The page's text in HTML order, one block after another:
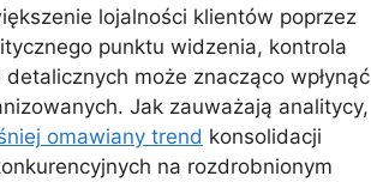
lojalności klientów poprzez
punktu widzenia, kontrola
może znacząco wpłynąć
Jak zauważają analitycy,
omawiany trend konsolidacji
na rozdrobnionym